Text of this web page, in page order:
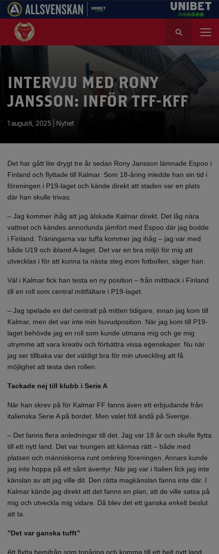
k
e
INTERVJU MED RONY
JANSSON: INFÖR TFF-KFF
1 augusti, 2025 | Nyhet
Det har gått lite drygt tre år sedan Rony Jansson lämnade Espoo i
Finland och flyttade till Kalmar. Som 18-åring inledde han sin tid i
föreningen i P19-laget och kände direkt att staden var en plats
där han skulle trivas.
– Jag kommer ihåg att jag älskade Kalmar direkt. Det låg nära
vattnet och kändes annorlunda jämfört med Espoo där jag bodde
i Finland. Träningarna var tuffa kommer jag ihåg – jag var med
både U19 och ibland A-laget. Det var en bra miljö för mig att
utvecklas i för att kunna ta nästa steg inom fotbollen, säger han.
Väl i Kalmar fick han testa en ny position – från mittback i Finland
till en roll som central mittfältare i P19-laget.
– Jag spelade en del centralt på mitten tidigare, innan jag kom till
Kalmar, men det var inte min huvudposition. När jag kom till P19-
laget behövde jag en roll som kunde utmana mig och ge mig
utrymme att vara kreativ och förbättra vissa egenskaper. Nu när
jag ser tillbaka var det väldigt bra för min utveckling att få
möjlighet att testa den rollen.
Tackade nej till klubb i Serie A
När han skrev på för Kalmar FF fanns även ett erbjudande från
italienska Serie A på bordet. Men valet föll ändå på Sverige.
– Det fanns flera anledningar till det. Jag var 18 år och skulle flytta
till ett nytt land. Det var tvungen att kännas rätt – både med
platsen och människorna runt omkring föreningen. Annars kunde
jag inte hoppa på ett sånt äventyr. När jag var i Italien fick jag inte
känslan av att jag ville dit. Den rätta magkänslan fanns inte där. I
Kalmar kände jag direkt att det fanns en plan, att de ville satsa på
mig och utveckla mig vidare. Då blev det ett ganska enkelt beslut
att ta.
”Det var ganska tufft”
Att flytta hemifrån som tonåring och komma till ett helt nytt land